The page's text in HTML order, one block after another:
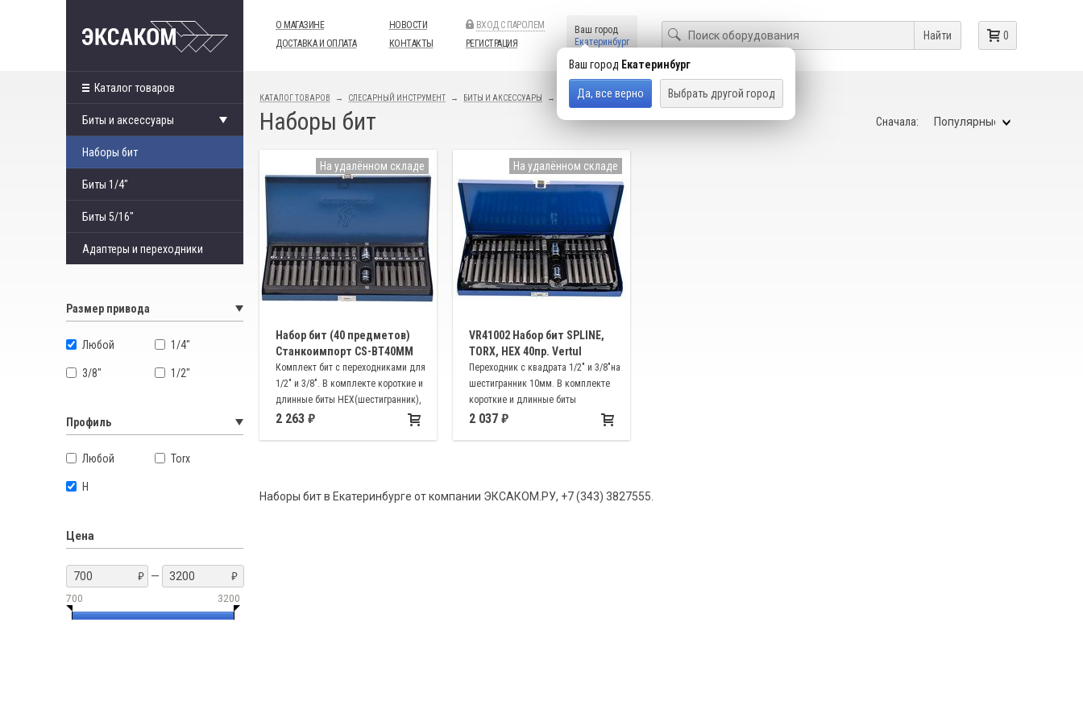
О МАГАЗИНЕ
ДОСТАВКА И ОПЛАТА
НОВОСТИ
КОНТАКТЫ
ВХОД С ПАРОЛЕМ
РЕГИСТРАЦИЯ
Ваш город
Екатеринбург
Ваш город Екатеринбург
Да, все верно Выбрать другой город
Найти 0
Каталог товаров
Биты и аксессуары
Наборы бит
Биты 1/4"
Биты 5/16"
Адаптеры и переходники
Размер привода
Любой 1/4"
3/8" 1/2"
Профиль
Любой Torx
H
Цена
—
700 3200
КАТАЛОГ ТОВАРОВ СЛЕСАРНЫЙ ИНСТРУМЕНТ БИТЫ И АКСЕССУАРЫ
Сначала:
Наборы бит
Набор бит (40 предметов)
Станкоимпорт CS-BT40MM
Комплект бит с переходниками для
1/2" и 3/8". В комплекте короткие и
длинные биты HEX(шестигранник),
XZN (двенадцатигранник), TORX
2 263
На удалённом складе
VR41002 Набор бит SPLINE,
TORX, HEX 40пр. Vertul
Переходник с квадрата 1/2" и 3/8"на
шестигранник 10мм. В комплекте
короткие и длинные биты
HEX(шестигранник), XZN
2 037
На удалённом складе
Наборы бит в Екатеринбурге от компании ЭКСАКОМ.РУ, +7 (343) 3827555.